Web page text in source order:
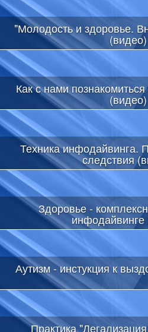
"Молодость и здоровье.
(видео)
Как с нами
(видео)
Техника инфодайвинга.
следствия
Здоровье -
инфодайвинге
Аутизм - инстукция к
Практика